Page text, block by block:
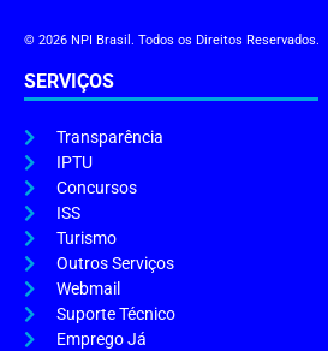
© 2026 NPI Brasil. Todos os Direitos Reservados.
SERVIÇOS
Transparência
IPTU
Concursos
ISS
Turismo
Outros Serviços
Webmail
Suporte Técnico
Emprego Já